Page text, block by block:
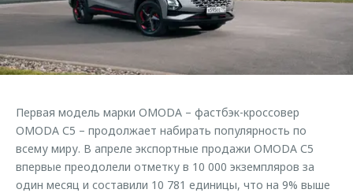
Страхование
Кредитный калькулятор
Аксессуары
Оригинальные аксессуары
Запчасти
Трейд-ин
Клиентская поддержка
O&J Автоклуб
Клуб владельцев OMODA
Аксессуары
Одежда и сувениры
Оригинальные аксессуары
Обратная связь
Первая модель марки OMODA – фастбэк-кроссовер
OMODA С5 – продолжает набирать популярность по
всему миру. В апреле экспортные продажи OMODA С5
впервые преодолели отметку в 10 000 экземпляров за
один месяц и составили 10 781 единицы, что на 9% выше